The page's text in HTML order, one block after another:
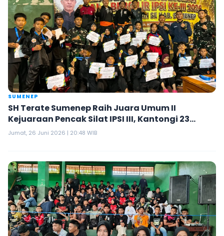
SUMENEP
SH Terate Sumenep Raih Juara Umum II
Kejuaraan Pencak Silat IPSI III, Kantongi 23
Medali
Jumat, 26 Juni 2026 | 20:48 WIB